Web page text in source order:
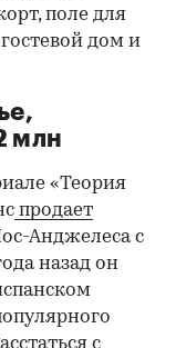
поле для
дом и
млн
«Теория
продает
Анджелеса с
назад он
с